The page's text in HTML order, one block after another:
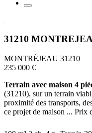
31210
MONTRÉJEAU 31210
235 000 €
Terrain avec maison 4
(31210), sur un terrain
proximité des transports,
ce projet de maison ... Prix